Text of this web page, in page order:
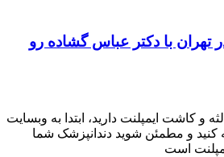
با دکتر عباس گشاده رو
ایمپلنت دارید، ابتدا به وبسایت
مطمئن شوید دندانپزشک شما